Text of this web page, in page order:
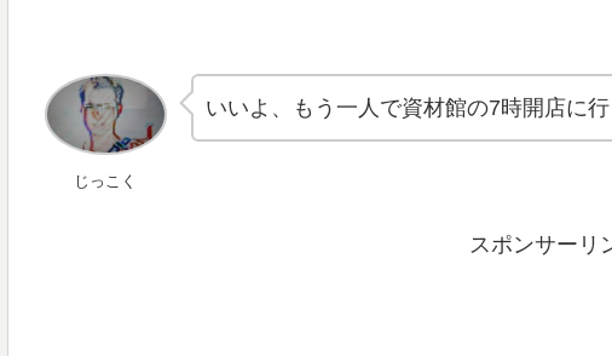
じっこく
いいよ、もう一人で資材館の7時開店に行
スポンサーリ